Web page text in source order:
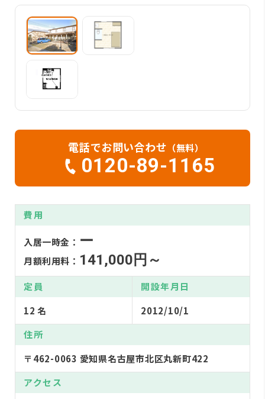
電話でお問い合わせ （無料）
0120-89-1165
費用
入居一時金： ー
月額利用料： 141,000円～
定員
12 名
開設年月日
2012/10/1
住所
〒462-0063 愛知県名古屋市北区丸新町422
アクセス